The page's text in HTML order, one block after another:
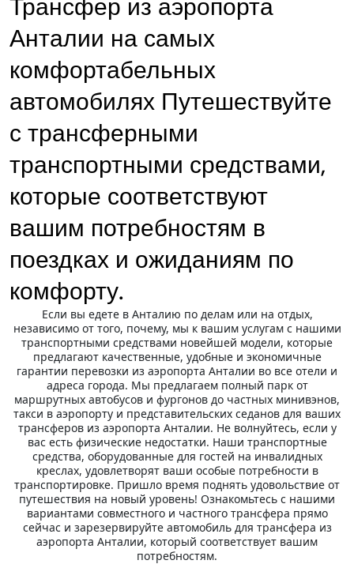
Трансфер из аэропорта
Анталии на самых
комфортабельных
автомобилях Путешествуйте
с трансферными
транспортными средствами,
которые соответствуют
вашим потребностям в
поездках и ожиданиям по
комфорту.
Если вы едете в Анталию по делам или на отдых,
независимо от того, почему, мы к вашим услугам с нашими
транспортными средствами новейшей модели, которые
предлагают качественные, удобные и экономичные
гарантии перевозки из аэропорта Анталии во все отели и
адреса города. Мы предлагаем полный парк от
маршрутных автобусов и фургонов до частных минивэнов,
такси в аэропорту и представительских седанов для ваших
трансферов из аэропорта Анталии. Не волнуйтесь, если у
вас есть физические недостатки. Наши транспортные
средства, оборудованные для гостей на инвалидных
креслах, удовлетворят ваши особые потребности в
транспортировке. Пришло время поднять удовольствие от
путешествия на новый уровень! Ознакомьтесь с нашими
вариантами совместного и частного трансфера прямо
сейчас и зарезервируйте автомобиль для трансфера из
аэропорта Анталии, который соответствует вашим
потребностям.